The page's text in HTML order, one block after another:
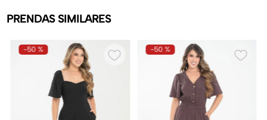
PRENDAS SIMILARES
-50 % -50 %